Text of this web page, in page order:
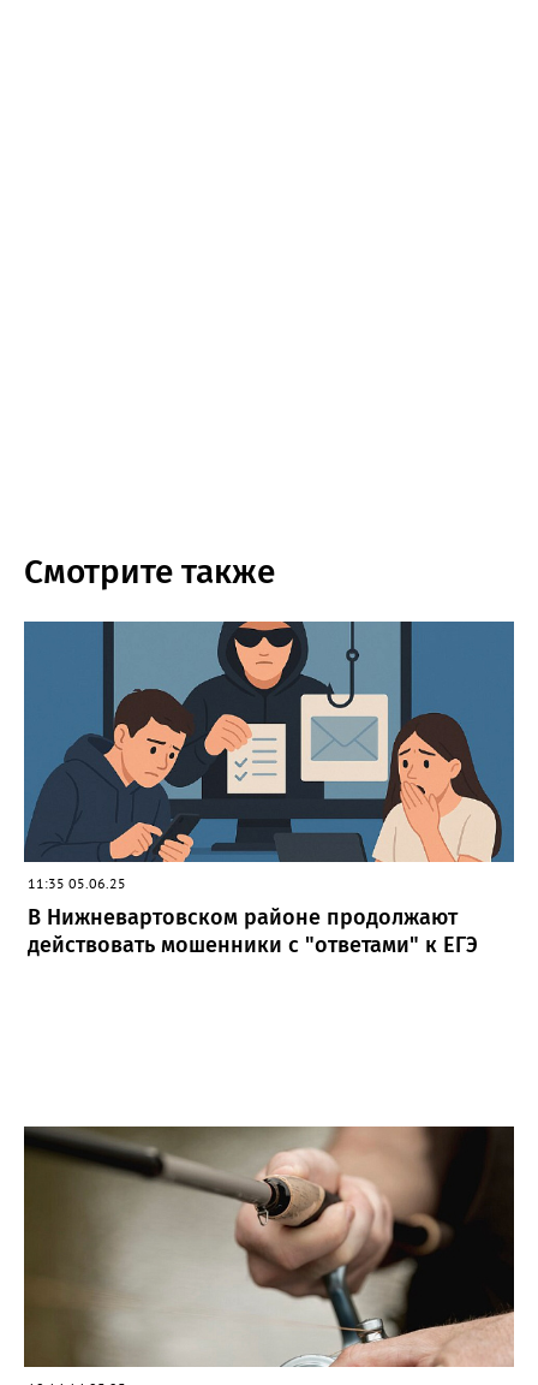
Смотрите также
11:35 05.06.25
В Нижневартовском районе продолжают
действовать мошенники с "ответами" к ЕГЭ